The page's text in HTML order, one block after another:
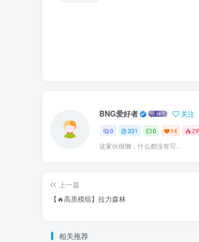
BNG爱好者 关注
0 331 0 14
这家伙很懒，什么都没有写...
上一篇
【🔥高质模组】拉力森林
相关推荐